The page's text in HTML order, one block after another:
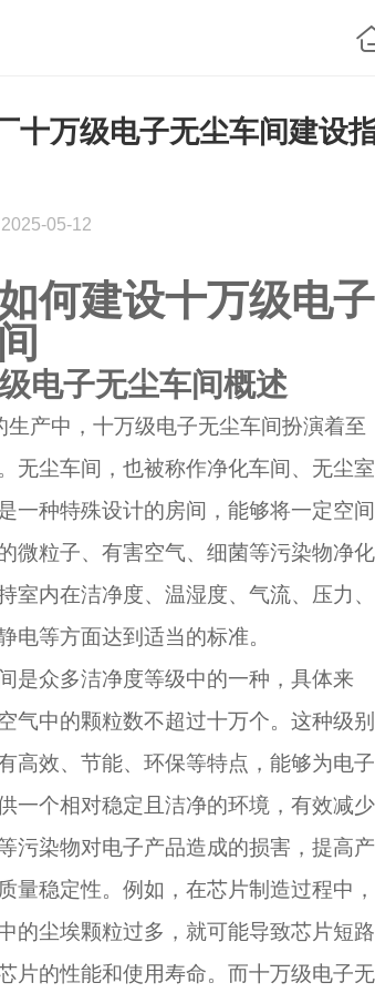
十万级电子无尘车间建设
2025-05-12
何建设十万级电子
电子无尘车间概述
产中，十万级电子无尘车间扮演着至
无尘车间，也被称作净化车间、无尘室
一种特殊设计的房间，能够将一定空间
微粒子、有害空气、细菌等污染物净化
室内在洁净度、温湿度、气流、压力、
电等方面达到适当的标准。
是众多洁净度等级中的一种，具体来
气中的颗粒数不超过十万个。这种级别
高效、节能、环保等特点，能够为电子
一个相对稳定且洁净的环境，有效减少
污染物对电子产品造成的损害，提高产
量稳定性。例如，在芯片制造过程中，
的尘埃颗粒过多，就可能导致芯片短路
片的性能和使用寿命。而十万级电子无